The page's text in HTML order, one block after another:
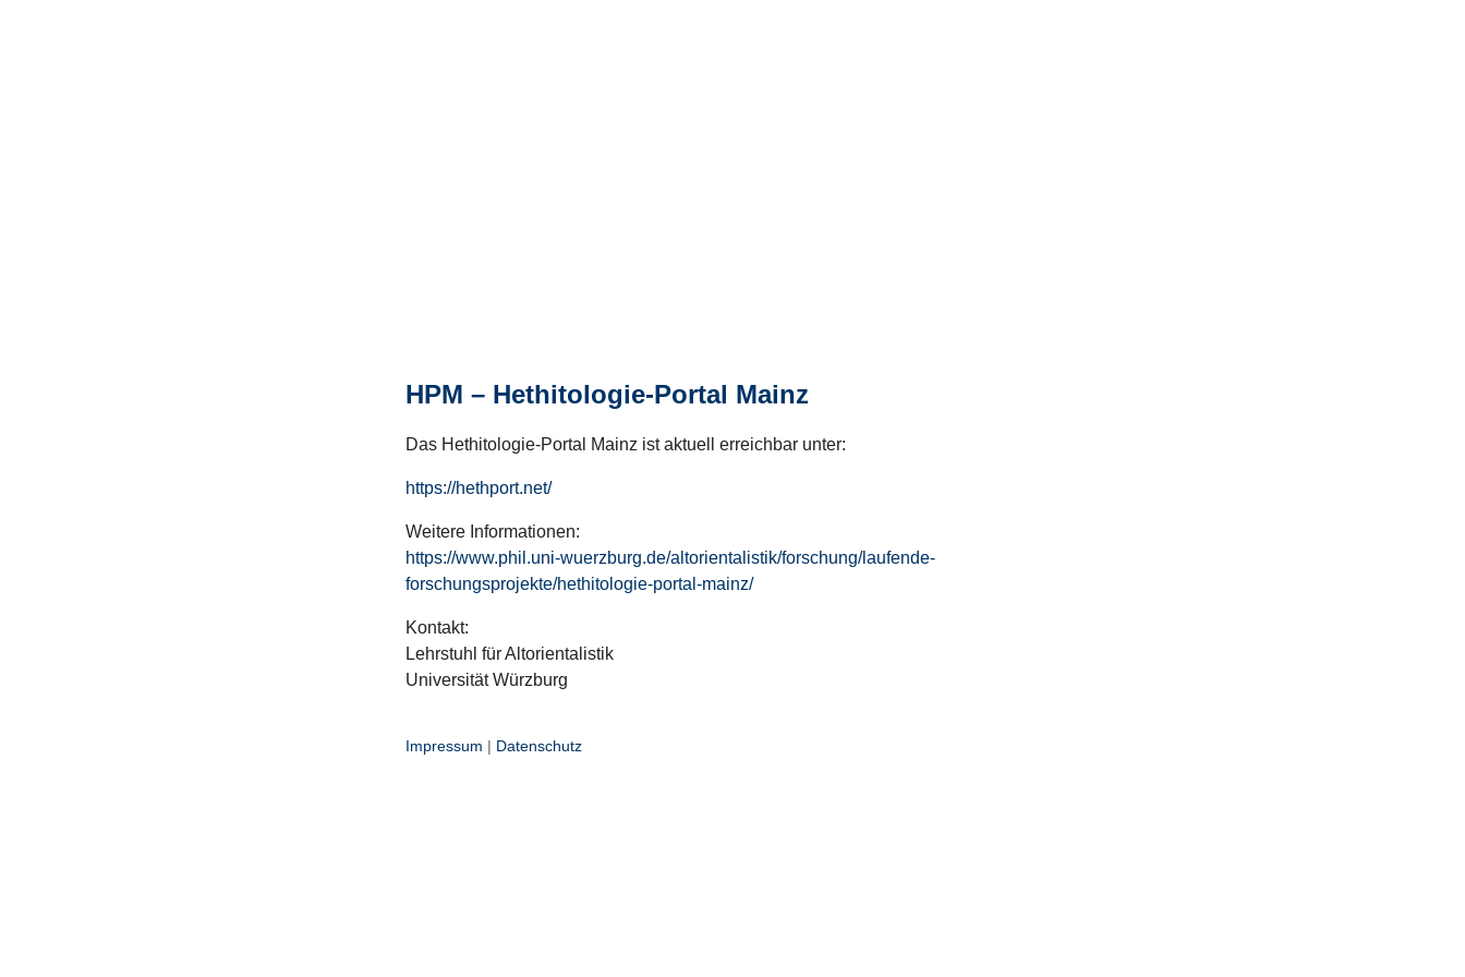
HPM – Hethitologie-Portal Mainz
Das Hethitologie-Portal Mainz ist aktuell erreichbar unter:
https://hethport.net/
Weitere Informationen:
https://www.phil.uni-wuerzburg.de/altorientalistik/forschung/laufende-
forschungsprojekte/hethitologie-portal-mainz/
Kontakt:
Lehrstuhl für Altorientalistik
Universität Würzburg
Impressum | Datenschutz